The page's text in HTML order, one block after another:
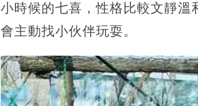
小時候的七喜，性格比較文靜溫
會主動找小伙伴玩耍。